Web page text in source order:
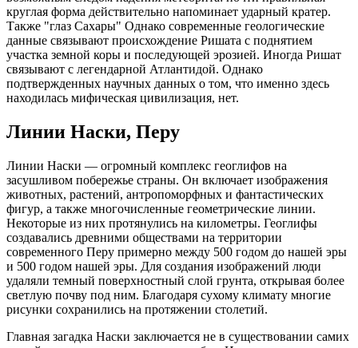
круглая форма действительно напоминает ударный кратер.
Также "глаз Сахары" Однако современные геологические
данные связывают происхождение Ришата с поднятием
участка земной коры и последующей эрозией. Иногда Ришат
связывают с легендарной Атлантидой. Однако
подтвержденных научных данных о том, что именно здесь
находилась мифическая цивилизация, нет.
Линии Наски, Перу
Линии Наски — огромный комплекс геоглифов на
засушливом побережье страны. Он включает изображения
животных, растений, антропоморфных и фантастических
фигур, а также многочисленные геометрические линии.
Некоторые из них протянулись на километры. Геоглифы
создавались древними обществами на территории
современного Перу примерно между 500 годом до нашей эры
и 500 годом нашей эры. Для создания изображений люди
удаляли темный поверхностный слой грунта, открывая более
светлую почву под ним. Благодаря сухому климату многие
рисунки сохранились на протяжении столетий.
Главная загадка Наски заключается не в существовании самих